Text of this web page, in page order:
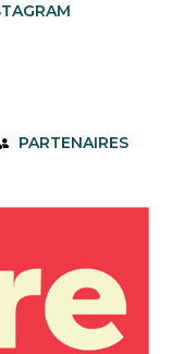
PARTENAIRES